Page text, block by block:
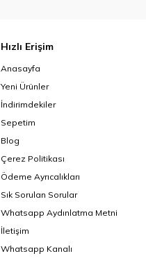
Hızlı Erişim
Anasayfa
Yeni Ürünler
İndirimdekiler
Sepetim
Blog
Çerez Politikası
Ödeme Ayrıcalıkları
Sık Sorulan Sorular
Whatsapp Aydınlatma Metni
İletişim
Whatsapp Kanalı